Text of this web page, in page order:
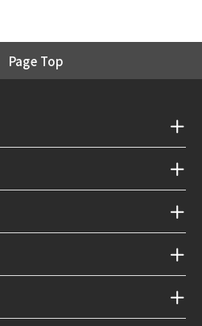
Page Top